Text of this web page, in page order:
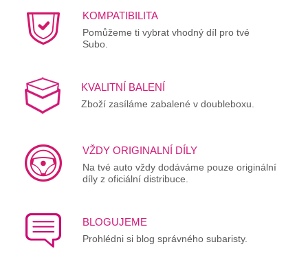
KOMPATIBILITA
Pomůžeme ti vybrat vhodný díl pro tvé
Subo.
KVALITNÍ BALENÍ
Zboží zasíláme zabalené v doubleboxu.
VŽDY ORIGINALNÍ DÍLY
Na tvé auto vždy dodáváme pouze originální
díly z oficiální distribuce.
BLOGUJEME
Prohlédni si blog správného subaristy.